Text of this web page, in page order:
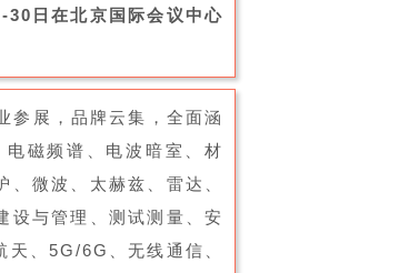
日在北京国际会议中心
参展，品牌云集，全面涵
磁频谱、电波暗室、材
微波、太赫兹、雷达、
设与管理、测试测量、安
、5G/6G、无线通信、